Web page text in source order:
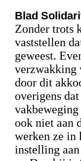
Blad
Zonder trots
vaststellen
geweest.
verzwakking
door dit
overigens
ook niet aan
werken ze in
instelling